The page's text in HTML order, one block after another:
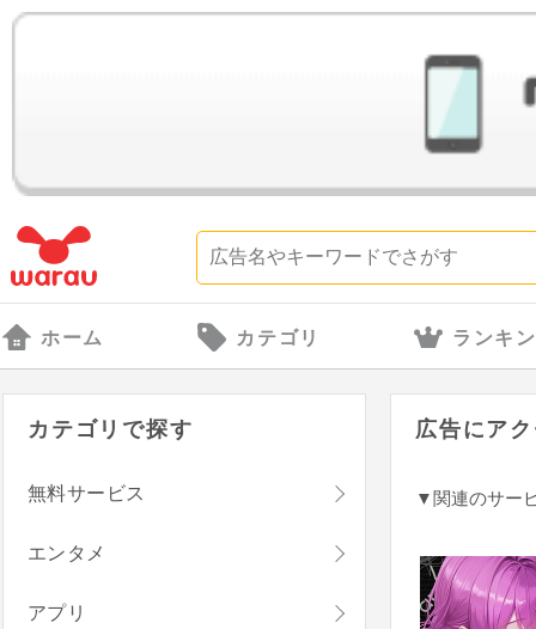
ホーム カテゴリ ランキ
広告にア
▼関連のサー
カテゴリで探す
無料サービス
エンタメ
アプリ